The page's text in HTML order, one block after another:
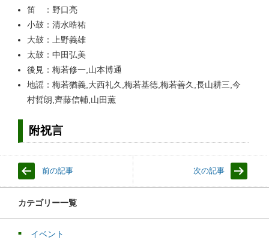
笛 ：野口亮
小鼓：清水晧祐
大鼓：上野義雄
太鼓：中田弘美
後見：梅若修一,山本博通
地謡：梅若猶義,大西礼久,梅若基徳,梅若善久,長山耕三,今
村哲朗,齊藤信輔,山田薫
附祝言
前の記事 次の記事
カテゴリー一覧
イベント